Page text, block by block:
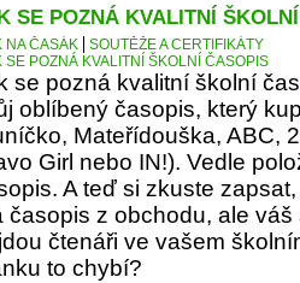
SE POZNÁ KVALITNÍ
NA ČASÁK
SOUTĚŽE A CERTIFIKÁTY
SE POZNÁ KVALITNÍ ŠKOLNÍ ČASOPIS
se pozná kvalitní školní
oblíbený časopis, který
Mateřídouška, ABC,
Girl nebo IN!). Vedle
A teď si zkuste
časopis z obchodu, ale
čtenáři ve vašem
to chybí?